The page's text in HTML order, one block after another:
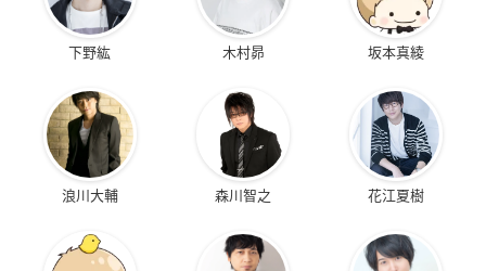
下野紘 木村昴 坂本真綾
浪川大輔 森川智之 花江夏樹